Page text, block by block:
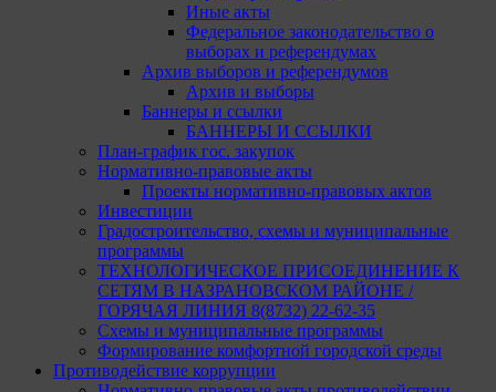
Иные акты
Федеральное законодательство о
выборах и референдумах
Архив выборов и референдумов
Архив и выборы
Баннеры и ссылки
БАННЕРЫ И ССЫЛКИ
План-график гос. закупок
Нормативно-правовые акты
Проекты нормативно-правовых актов
Инвестиции
Градостроительство, схемы и муниципальные
программы
ТЕХНОЛОГИЧЕСКОЕ ПРИСОЕДИНЕНИЕ К
СЕТЯМ В НАЗРАНОВСКОМ РАЙОНЕ /
ГОРЯЧАЯ ЛИНИЯ 8(8732) 22-62-35
Схемы и муниципальные программы
Формирование комфортной городской среды
Противодействие коррупции